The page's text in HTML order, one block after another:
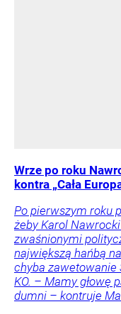
Wrze po roku
kontra „Cała
Po pierwszym roku
żeby Karol
zwaśnionymi
największą hańbą
chyba zawetowanie
KO. – Mamy głowę
dumni – kontruje